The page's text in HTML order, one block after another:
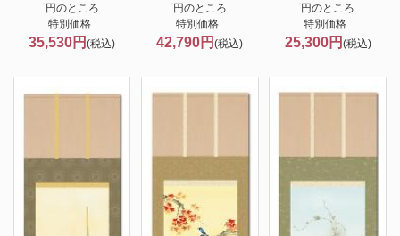
円のところ
特別価格
35,530円(税込)
円のところ
特別価格
42,790円(税込)
円のところ
特別価格
25,300円 (税込)